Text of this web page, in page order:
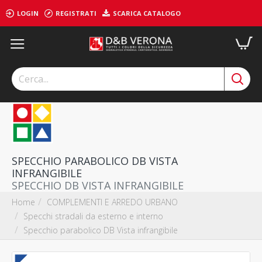
LOGIN REGISTRATI SCARICA CATALOGO
Home
COMPLEMENTI E ARREDO URBANO
Specchi stradali da esterno e interno
Specchio parabolico DB Vista infrangibile
SPECCHIO PARABOLICO DB VISTA
INFRANGIBILE
SPECCHIO DB VISTA INFRANGIBILE